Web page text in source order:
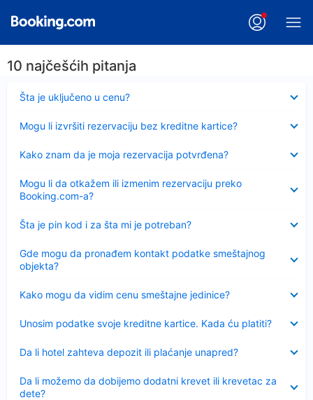
10 najčešćih pitanja
Šta je uključeno u cenu?
Sažeto
Mogu li izvršiti rezervaciju bez kreditne kartice?
Kako znam da je moja rezervacija potvrđena?
Mogu li da otkažem ili izmenim rezervaciju preko
Booking.com-a?
Šta je pin kod i za šta mi je potreban?
Sažeto
Gde mogu da pronađem kontakt podatke smeštajnog
objekta?
Kako mogu da vidim cenu smeštajne jedinice?
Unosim podatke svoje kreditne kartice. Kada ću platiti?
Da li hotel zahteva depozit ili plaćanje unapred?
Da li možemo da dobijemo dodatni krevet ili krevetac za
dete?